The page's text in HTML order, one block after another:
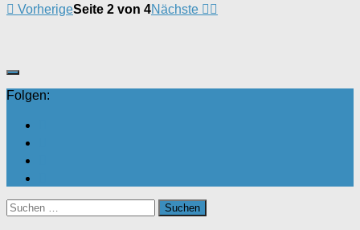
VorherigeSeite 2 von 4Nächste
Folgen:
Suchen
nach: